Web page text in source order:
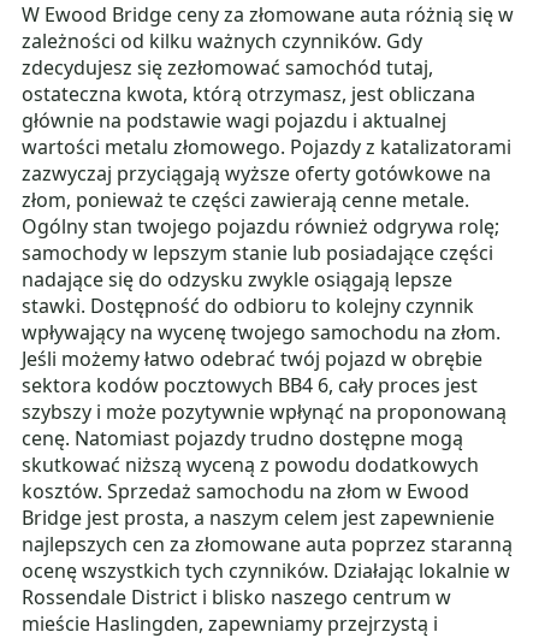
W Ewood Bridge ceny za złomowane auta różnią się w
zależności od kilku ważnych czynników. Gdy
zdecydujesz się zezłomować samochód tutaj,
ostateczna kwota, którą otrzymasz, jest obliczana
głównie na podstawie wagi pojazdu i aktualnej
wartości metalu złomowego. Pojazdy z katalizatorami
zazwyczaj przyciągają wyższe oferty gotówkowe na
złom, ponieważ te części zawierają cenne metale.
Ogólny stan twojego pojazdu również odgrywa rolę;
samochody w lepszym stanie lub posiadające części
nadające się do odzysku zwykle osiągają lepsze
stawki. Dostępność do odbioru to kolejny czynnik
wpływający na wycenę twojego samochodu na złom.
Jeśli możemy łatwo odebrać twój pojazd w obrębie
sektora kodów pocztowych BB4 6, cały proces jest
szybszy i może pozytywnie wpłynąć na proponowaną
cenę. Natomiast pojazdy trudno dostępne mogą
skutkować niższą wyceną z powodu dodatkowych
kosztów. Sprzedaż samochodu na złom w Ewood
Bridge jest prosta, a naszym celem jest zapewnienie
najlepszych cen za złomowane auta poprzez staranną
ocenę wszystkich tych czynników. Działając lokalnie w
Rossendale District i blisko naszego centrum w
mieście Haslingden, zapewniamy przejrzystą i